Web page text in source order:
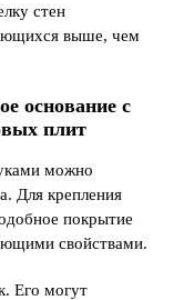
стен
выше, чем
основание с
плит
можно
Для крепления
покрытие
свойствами.
Его могут